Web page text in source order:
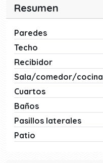
Resumen
Paredes
Techo
Recibidor
Sala/comedor/cocina
Cuartos
Baños
Pasillos laterales
Patio